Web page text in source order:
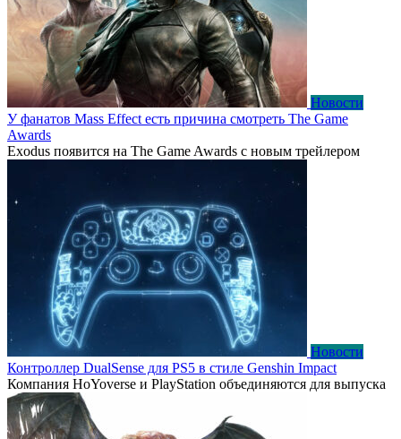
Новости
У фанатов Mass Effect есть причина смотреть The Game
Awards
Exodus появится на The Game Awards с новым трейлером
Новости
Контроллер DualSense для PS5 в стиле Genshin Impact
Компания HoYoverse и PlayStation объединяются для выпуска